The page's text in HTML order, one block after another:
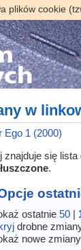
plików cookie
w
Ego 1 (2000)
znajduje się
.
ostatnie50 |
drobne
nowe